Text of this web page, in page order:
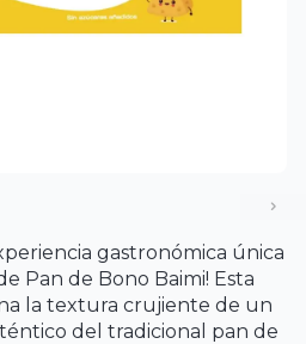
gastronómica única
Pan de Bono Baimi! Esta
la textura crujiente de un
del tradicional pan de